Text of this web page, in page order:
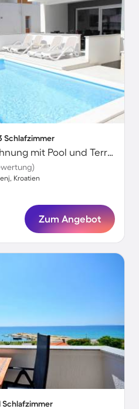
Schlafzimmer
Voll ausgestattete Wohnung mit Pool und Terrasse | Meerblick
Kroatien
Zum Angebot
Schlafzimmer